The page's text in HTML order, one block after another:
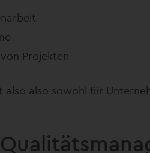
Projekten
also sowohl für